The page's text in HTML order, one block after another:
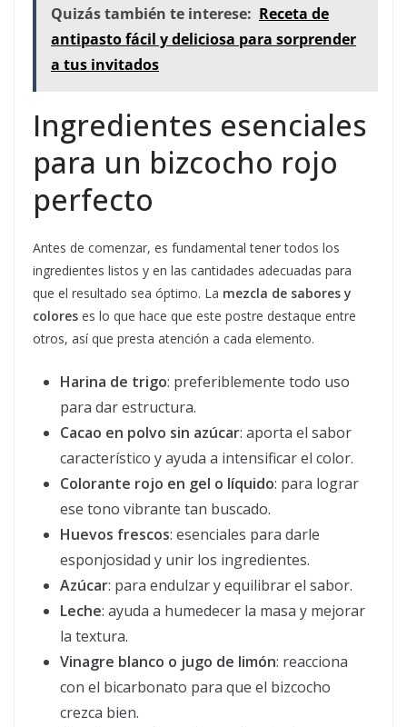
Quizás también te interese: Receta de
antipasto fácil y deliciosa para sorprender
a tus invitados
Ingredientes esenciales
para un bizcocho rojo
perfecto
Antes de comenzar, es fundamental tener todos los
ingredientes listos y en las cantidades adecuadas para
que el resultado sea óptimo. La mezcla de sabores y
colores es lo que hace que este postre destaque entre
otros, así que presta atención a cada elemento.
Harina de trigo: preferiblemente todo uso
para dar estructura.
Cacao en polvo sin azúcar: aporta el sabor
característico y ayuda a intensificar el color.
Colorante rojo en gel o líquido: para lograr
ese tono vibrante tan buscado.
Huevos frescos: esenciales para darle
esponjosidad y unir los ingredientes.
Azúcar: para endulzar y equilibrar el sabor.
Leche: ayuda a humedecer la masa y mejorar
la textura.
Vinagre blanco o jugo de limón: reacciona
con el bicarbonato para que el bizcocho
crezca bien.